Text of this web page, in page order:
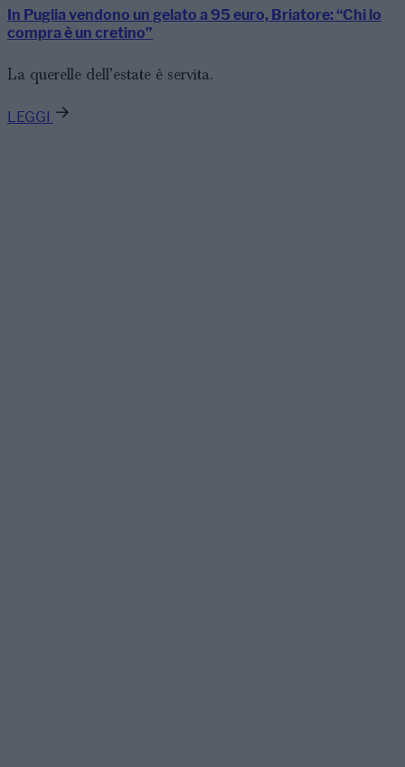
In Puglia vendono un gelato a 95 euro, Briatore: “Chi lo
compra è un cretino”
La querelle dell’estate è servita.
LEGGI